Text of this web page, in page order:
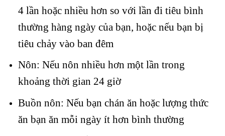
4 lần hoặc nhiều hơn so với lần đi tiêu bình
thường hàng ngày của bạn, hoặc nếu bạn bị
tiêu chảy vào ban đêm
Nôn: Nếu nôn nhiều hơn một lần trong
khoảng thời gian 24 giờ
Buồn nôn: Nếu bạn chán ăn hoặc lượng thức
ăn bạn ăn mỗi ngày ít hơn bình thường